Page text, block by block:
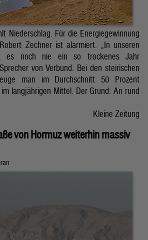
Niederschlag. Für die Energiegewinnung
Zechner ist alarmiert. „In unseren
es noch nie ein so trockenes Jahr
von Verbund. Bei den steirischen
man im Durchschnitt 50 Prozent
langjährigen Mittel. Der Grund: An rund
Kleine Zeitung
von Hormuz weiterhin massiv